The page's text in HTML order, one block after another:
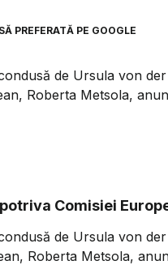
PREFERATĂ PE GOOGLE
de Ursula von
Roberta Metsola,
Comisiei
de Ursula von
Roberta Metsola,